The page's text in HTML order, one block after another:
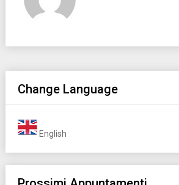
Change Language
English